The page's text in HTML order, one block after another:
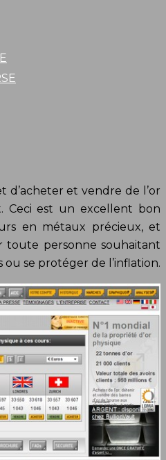
et vendre de l’or
Ceci est un excellent bon
en métaux précieux, et
toute personne souhaitant
ou se protéger de l’inflation.